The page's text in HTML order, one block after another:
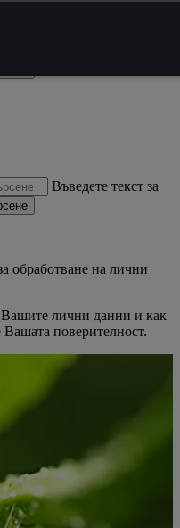
Въведете текст за
обработване на лични
Вашите лични данни и как
поверителност.